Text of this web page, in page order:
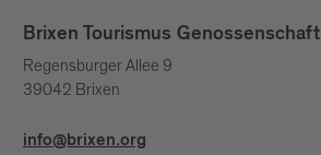
Brixen Tourismus Genossenschaft
Regensburger Allee 9
39042 Brixen
info@brixen.org